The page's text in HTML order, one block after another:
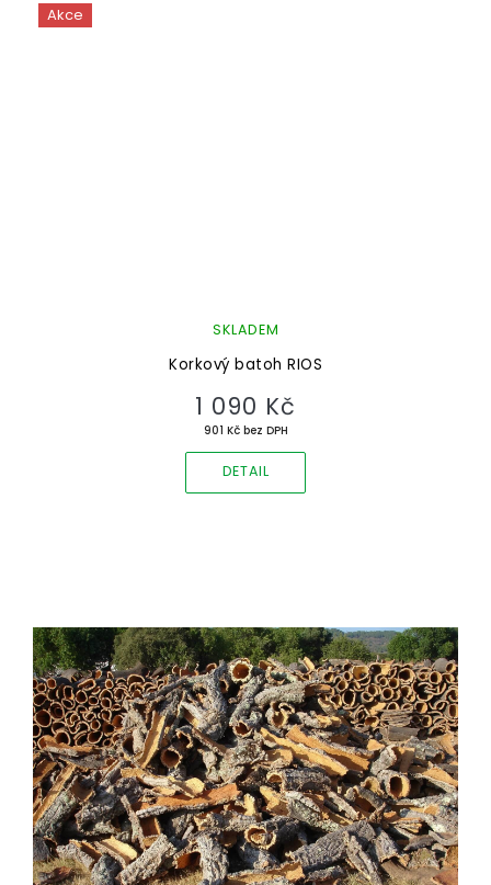
Akce
Korkový batoh RIOS
SKLADEM
901 Kč bez DPH
1 090 Kč
DETAIL